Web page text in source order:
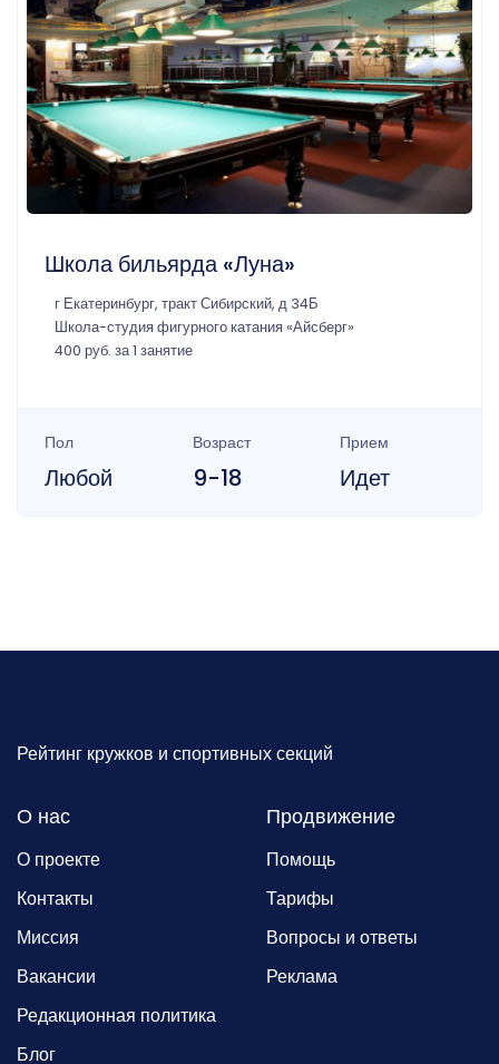
Школа бильярда «Луна»
г Екатеринбург, тракт Сибирский, д 34Б
Школа-студия фигурного катания «Айсберг»
400 руб. за 1 занятие
Пол
Любой
Возраст
9-18
Прием
Идет
Рейтинг кружков и спортивных секций
О нас
О проекте
Контакты
Миссия
Вакансии
Редакционная политика
Блог
Продвижение
Помощь
Тарифы
Вопросы и ответы
Реклама